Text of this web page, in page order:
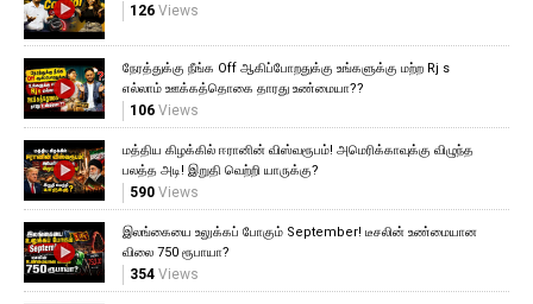
126Views
நேரத்துக்கு நீங்க Off ஆகிப்போறதுக்கு உங்களுக்கு மற்ற Rj s
எல்லாம் ஊக்கத்தொகை தாரது உண்மையா??
106Views
மத்திய கிழக்கில் ஈரானின் விஸ்வரூபம்! அமெரிக்காவுக்கு விழுந்த
பலத்த அடி! இறுதி வெற்றி யாருக்கு?
590Views
இலங்கையை உலுக்கப் போகும் September! டீசலின் உண்மையான
விலை 750 ரூபாயா?
354Views